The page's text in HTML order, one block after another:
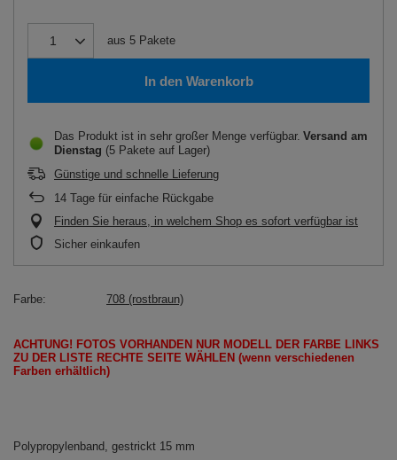
aus 5 Pakete
In den Warenkorb
Das Produkt ist in sehr großer Menge verfügbar Versand am
Dienstag (5 Pakete auf Lager)
Günstige und schnelle Lieferung
14 Tage für einfache Rückgabe
Finden Sie heraus, in welchem Shop es sofort verfügbar ist
Sicher einkaufen
Farbe 708 (rostbraun)
ACHTUNG! FOTOS VORHANDEN NUR MODELL DER FARBE LINKS
ZU DER LISTE RECHTE SEITE WÄHLEN (wenn verschiedenen
Farben erhältlich)
Polypropylenband, gestrickt 15 mm